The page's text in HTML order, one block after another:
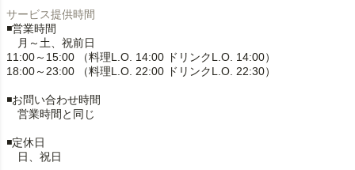
サービス提供時間
◾️営業時間
月～土、祝前日
11:00～15:00 （料理L.O. 14:00 ドリンクL.O. 14:00）
18:00～23:00 （料理L.O. 22:00 ドリンクL.O. 22:30）
◾️お問い合わせ時間
営業時間と同じ
◾️定休日
日、祝日